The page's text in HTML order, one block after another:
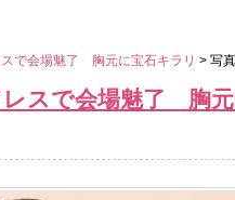
で会場魅了 胸元に宝石キラリ > 写
スで会場魅了 胸元